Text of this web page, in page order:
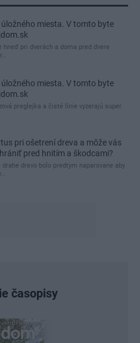
úložného miesta. V tomto byte
pri dverách a doma pred dvere
úložného miesta. V tomto byte
preglejka a čisté línie vyzerajú super.
pri ošetrení dreva a môže vás
pred hnitím a škodcami?
drevo bolo predtym naparovane aby
časopisy